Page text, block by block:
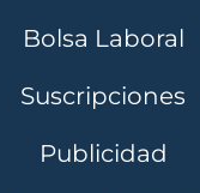
Bolsa Laboral
Suscripciones
Publicidad